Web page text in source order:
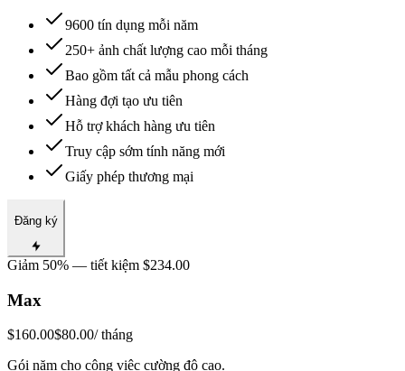
9600 tín dụng mỗi năm
250+ ảnh chất lượng cao mỗi tháng
Bao gồm tất cả mẫu phong cách
Hàng đợi tạo ưu tiên
Hỗ trợ khách hàng ưu tiên
Truy cập sớm tính năng mới
Giấy phép thương mại
Đăng ký
Giảm 50% — tiết kiệm $234.00
Max
$160.00$80.00/ tháng
Gói năm cho công việc cường độ cao.